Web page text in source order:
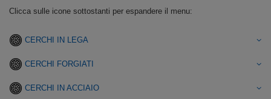
Clicca sulle icone sottostanti per espandere il menu:
CERCHI IN LEGA
CERCHI FORGIATI
CERCHI IN ACCIAIO